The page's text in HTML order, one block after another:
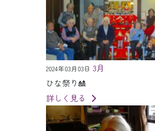
2024年03月03日 3月
ひな祭り🎎
詳しく見る